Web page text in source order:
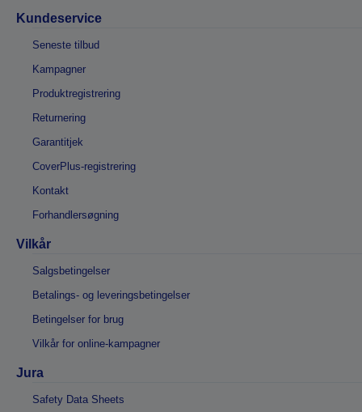
Kundeservice
Seneste tilbud
Kampagner
Produktregistrering
Returnering
Garantitjek
CoverPlus-registrering
Kontakt
Forhandlersøgning
Vilkår
Salgsbetingelser
Betalings- og leveringsbetingelser
Betingelser for brug
Vilkår for online-kampagner
Jura
Safety Data Sheets